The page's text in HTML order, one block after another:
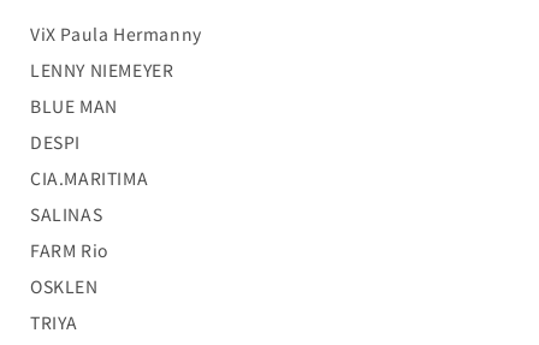
ViX Paula Hermanny
LENNY NIEMEYER
BLUE MAN
DESPI
CIA.MARITIMA
SALINAS
FARM Rio
OSKLEN
TRIYA